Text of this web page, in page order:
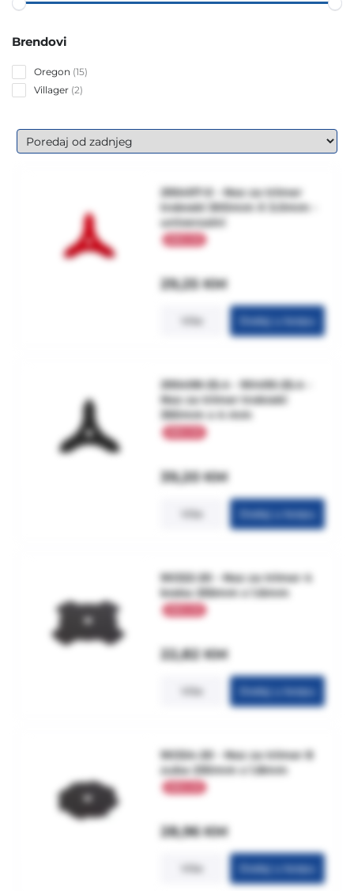
Brendovi
Oregon 1515
Villager 22
295497-0 - Noz za trimer
trokraki 300mm X 3.0mm -
univerzalni
29,25KM
Više Dodaj u korpu
295498-25.4 - 90495-25.4 -
Noz za trimer trokraki
350mm x 4 mm
39,20KM
Više Dodaj u korpu
90322-20 - Noz za trimer 4
kraka 255mm x 1.6mm
22,82KM
Više Dodaj u korpu
90324-20 - Noz za trimer 8
zuba 230mm x 1.8mm
28,96KM
Više Dodaj u korpu